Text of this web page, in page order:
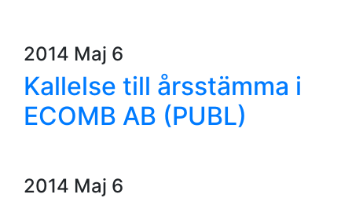
2014 Maj 6
Kallelse till årsstämma i
ECOMB AB (PUBL)
2014 Maj 6